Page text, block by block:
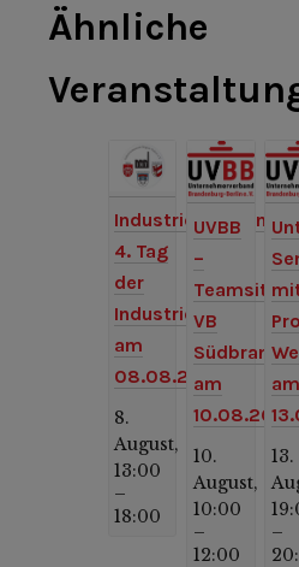
Ähnliche
Industriemuseum:
4. Tag
der
Industriekultur
am
08.08.26
8.
August,
13:00
–
18:00
UVBB
–
VB
am
10.08.26
10.
August,
10:00
–
12:00
am
13.
–